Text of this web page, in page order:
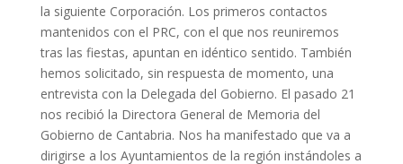
la siguiente Corporación. Los primeros contactos
mantenidos con el PRC, con el que nos reuniremos
tras las fiestas, apuntan en idéntico sentido. También
hemos solicitado, sin respuesta de momento, una
entrevista con la Delegada del Gobierno. El pasado 21
nos recibió la Directora General de Memoria del
Gobierno de Cantabria. Nos ha manifestado que va a
dirigirse a los Ayuntamientos de la región instándoles a